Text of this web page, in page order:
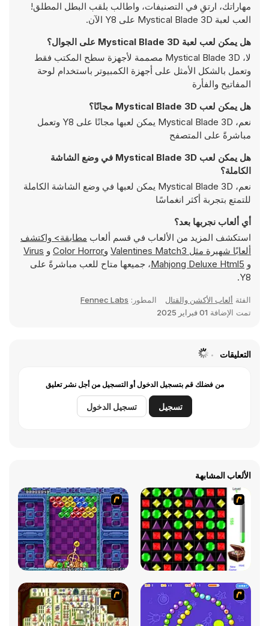
مهاراتك، ارتقِ في التصنيفات، واطالب بلقب البطل المطلق!
العب لعبة Mystical Blade 3D على Y8 الآن.
هل يمكن لعب لعبة Mystical Blade 3D على الجوال؟
لا، Mystical Blade 3D مصممة لأجهزة سطح المكتب فقط
وتعمل بالشكل الأمثل على أجهزة الكمبيوتر باستخدام لوحة
المفاتيح والفأرة
هل يمكن لعب Mystical Blade 3D مجانًا؟
نعم، Mystical Blade 3D يمكن لعبها مجانًا على Y8 وتعمل
مباشرةً على المتصفح
هل يمكن لعب Mystical Blade 3D في وضع الشاشة
الكاملة؟
نعم، Mystical Blade 3D يمكن لعبها في وضع الشاشة الكاملة
للتمتع بتجربة أكثر انغماسًا
أي ألعاب نجربها بعد؟
استكشف المزيد من الألعاب في قسم ألعاب
مطابقة> واكتشف
ألعابًا شهيرة مثل Valentines Match3 وColor Horror و Virus
و Mahjong Deluxe Html5، جميعها متاح للعب مباشرةً على
Y8.
الفئة ألعاب الأكشن والقتال المطور: Fennec Labs
تمت الإضافة 01 فبراير 2025
التعليقات
من فضلك قم بتسجيل الدخول أو التسجيل من أجل نشر تعليق
تسجيل تسجيل الدخول
الألعاب المشابهة